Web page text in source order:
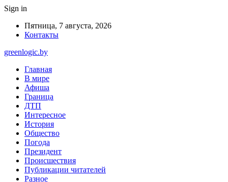
Sign in
Пятница, 7 августа, 2026
Контакты
greenlogic.by
Главная
В мире
Афиша
Граница
ДТП
Интересное
История
Общество
Погода
Президент
Происшествия
Публикации читателей
Разное